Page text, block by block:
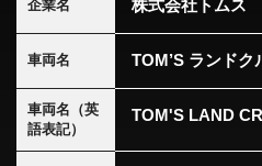
企業名 株式会社トムス
車両名 TOM’S ランドク
車両名（英
語表記）
TOM'S LAND